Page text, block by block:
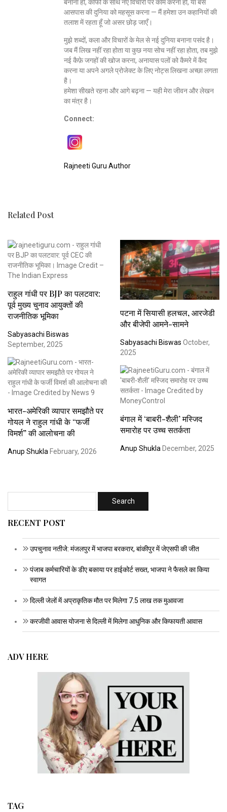
बनाना हो, कॉफी के साथ नए विचारों पर काम करना हो, या बस
आसपास की दुनिया को महसूस करना — मैं हमेशा उन कहानियों की
तलाश में रहता हूँ जो असर छोड़ जाएँ।
मुझे शब्दों, कला और विचारों के मेल से नई दुनिया बनाना पसंद है।
जब मैं लिख नहीं रहा होता या कुछ नया सोच नहीं रहा होता, तब मुझे
नई कैफ़े जगहों की खोज करना, अनायास पलों को कैमरे में कैद
करना या अपने अगले प्रोजेक्ट के लिए नोट्स लिखना अच्छा लगता
है।
हमेशा सीखते रहना और आगे बढ़ना — यही मेरा जीवन और लेखन
का मंत्र है।
Connect:
Rajneeti Guru Author
Related Post
राहुल गांधी पर BJP का पलटवार:
पूर्व मुख्य चुनाव आयुक्तों की
राजनीतिक भूमिका
Sabyasachi Biswas
September, 2025
पटना में सियासी हलचल, आरजेडी
और बीजेपी आमने-सामने
Sabyasachi Biswas October,
2025
भारत-अमेरिकी व्यापार समझौते पर
गोयल ने राहुल गांधी के “फर्जी
विमर्श” की आलोचना की
Anup Shukla February, 2026
बंगाल में ‘बाबरी-शैली’ मस्जिद
समारोह पर उच्च सतर्कता
Anup Shukla December, 2025
RECENT POST
उपचुनाव नतीजे: मंजलपुर में भाजपा बरकरार, बांकीपुर में जेएसपी की जीत
पंजाब कर्मचारियों के डीए बकाया पर हाईकोर्ट सख्त, भाजपा ने फैसले का किया
स्वागत
दिल्ली जेलों में अप्राकृतिक मौत पर मिलेगा 7.5 लाख तक मुआवजा
करजीवी आवास योजना से दिल्ली में मिलेगा आधुनिक और किफायती आवास
ADV HERE
TAG